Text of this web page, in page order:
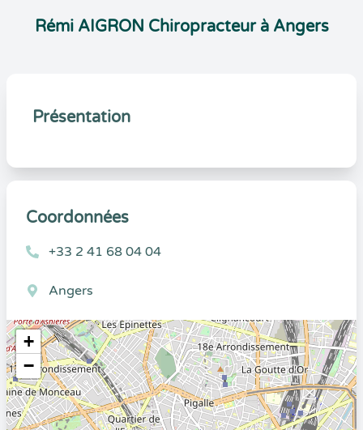
Rémi AIGRON Chiropracteur à Angers
Présentation
Coordonnées
+33 2 41 68 04 04
Angers
+
−